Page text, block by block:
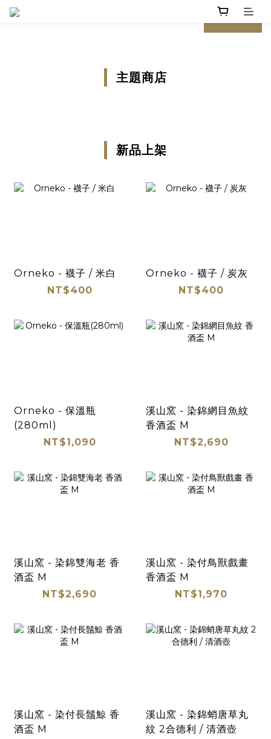
prev next
主題商店
新品上架
Orneko - 襪子 / 米白
NT$400
Orneko - 襪子 / 炭灰
NT$400
Orneko - 保溫瓶
(280ml)
NT$1,090
溪山窯 - 染錦網目魚紋
香酒盃 M
NT$2,690
溪山窯 - 染錦雙海老 香
酒盃 M
NT$2,690
溪山窯 - 染付鳥獸戲畫
香酒盃 M
NT$1,970
溪山窯 - 染付長鬚鯨 香
酒盃 M
溪山窯 - 染錦蛸唐草丸
紋 2合德利 / 清酒壺